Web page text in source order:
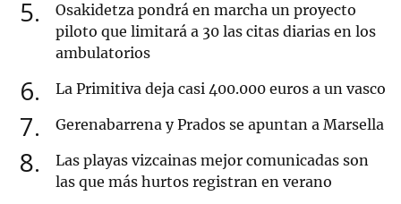
5
Osakidetza pondrá en marcha un proyecto
piloto que limitará a 30 las citas diarias en los
ambulatorios
6 La Primitiva deja casi 400.000 euros a un vasco
7 Gerenabarrena y Prados se apuntan a Marsella
8
Las playas vizcainas mejor comunicadas son
las que más hurtos registran en verano